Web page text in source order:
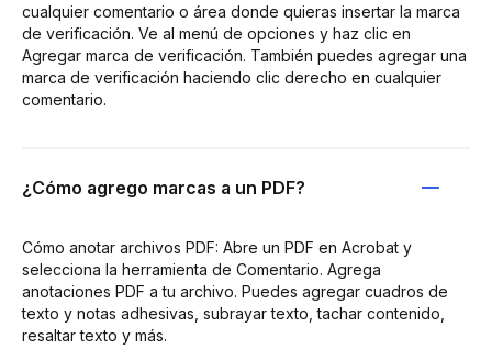
cualquier comentario o área donde quieras insertar la marca
de verificación. Ve al menú de opciones y haz clic en
Agregar marca de verificación. También puedes agregar una
marca de verificación haciendo clic derecho en cualquier
comentario.
¿Cómo agrego marcas a un PDF?
Cómo anotar archivos PDF: Abre un PDF en Acrobat y
selecciona la herramienta de Comentario. Agrega
anotaciones PDF a tu archivo. Puedes agregar cuadros de
texto y notas adhesivas, subrayar texto, tachar contenido,
resaltar texto y más.